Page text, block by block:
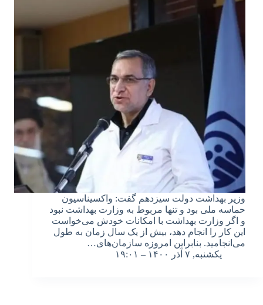
وزیر بهداشت دولت سیزدهم گفت: واکسیناسیون
حماسه ملی بود و تنها مربوط به وزارت بهداشت نبود
و اگر وزارت بهداشت با امکانات خودش می‌خواست
این کار را انجام دهد، بیش از یک سال زمان به طول
می‌انجامید. بنابراین امروزه سازمان‌های…
یکشنبه, ۷ آذر ۱۴۰۰ – ۱۹:۰۱